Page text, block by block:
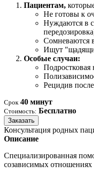
Пациентам,
Не готовы к
Нуждаются в
Сомневаются
Ищут
Особые случаи:
Подростковая
Рецидив
Срок 40 минут
Стоимость: Бесплатно
Заказать
Консультация родных
Описание
Специализированная
созависимых